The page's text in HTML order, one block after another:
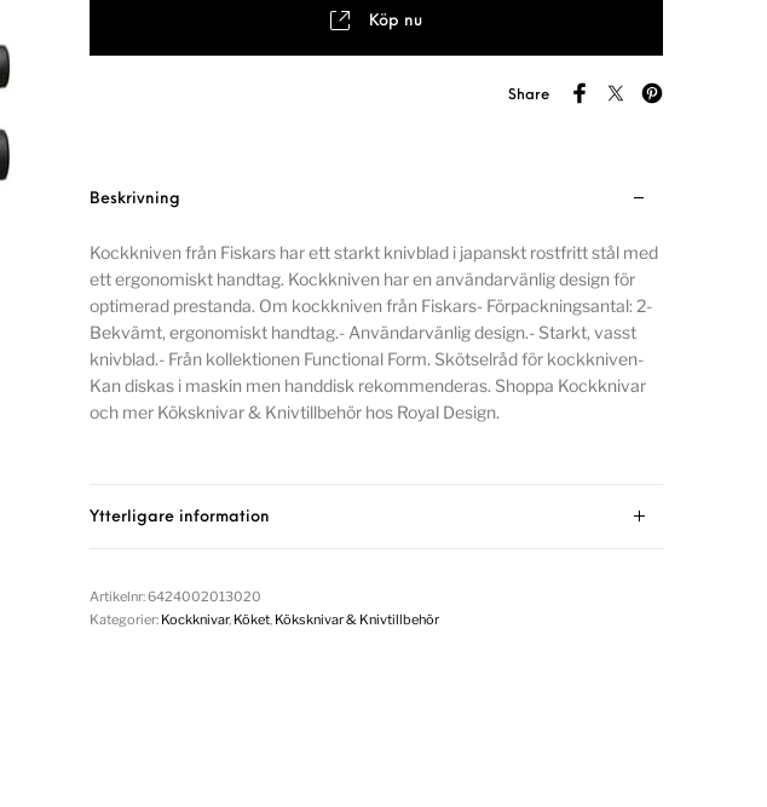
Köp nu
Share
Beskrivning
Kockkniven från Fiskars har ett starkt knivblad i japanskt rostfritt stål med
ett ergonomiskt handtag. Kockkniven har en användarvänlig design för
optimerad prestanda. Om kockkniven från Fiskars- Förpackningsantal: 2-
Bekvämt, ergonomiskt handtag.- Användarvänlig design.- Starkt, vasst
knivblad.- Från kollektionen Functional Form. Skötselråd för kockkniven-
Kan diskas i maskin men handdisk rekommenderas. Shoppa Kockknivar
och mer Köksknivar & Knivtillbehör hos Royal Design.
Ytterligare information
Artikelnr:6424002013020
Kategorier: Kockknivar, Köket, Köksknivar & Knivtillbehör